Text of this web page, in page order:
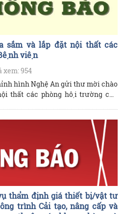
sắm và lắp đặt nội thất các
viện
xem: 954
hình Nghệ An gửi thư mời chào
thất các phòng hội trường của
thẩm định giá thiết bị/vật tư
trình Cải tạo, nâng cấp và